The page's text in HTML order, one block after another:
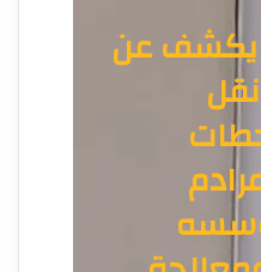
يكشف عن
95 مؤسسه